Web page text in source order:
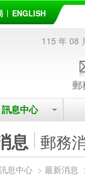
ENGLISH
115 年 08
郵
訊息中心
息 郵務
息中心 > 最新消息